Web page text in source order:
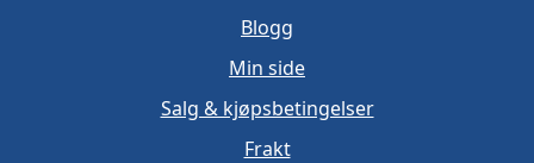
Blogg
Min side
Salg & kjøpsbetingelser
Frakt